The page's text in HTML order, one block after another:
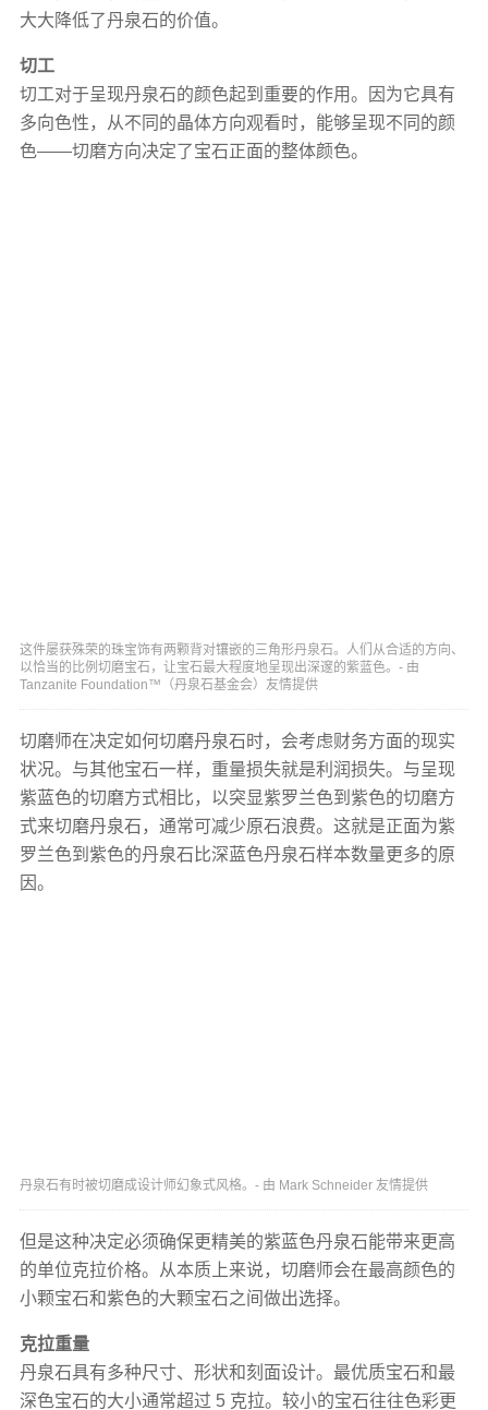
大大降低了丹泉石的价值。
切工
切工对于呈现丹泉石的颜色起到重要的作用。因为它具有
多向色性，从不同的晶体方向观看时，能够呈现不同的颜
色——切磨方向决定了宝石正面的整体颜色。
这件屡获殊荣的珠宝饰有两颗背对镶嵌的三角形丹泉石。人们从合适的方向、
以恰当的比例切磨宝石，让宝石最大程度地呈现出深邃的紫蓝色。- 由
Tanzanite Foundation™（丹泉石基金会）友情提供
切磨师在决定如何切磨丹泉石时，会考虑财务方面的现实
状况。与其他宝石一样，重量损失就是利润损失。与呈现
紫蓝色的切磨方式相比，以突显紫罗兰色到紫色的切磨方
式来切磨丹泉石，通常可减少原石浪费。这就是正面为紫
罗兰色到紫色的丹泉石比深蓝色丹泉石样本数量更多的原
因。
丹泉石有时被切磨成设计师幻象式风格。- 由 Mark Schneider 友情提供
但是这种决定必须确保更精美的紫蓝色丹泉石能带来更高
的单位克拉价格。从本质上来说，切磨师会在最高颜色的
小颗宝石和紫色的大颗宝石之间做出选择。
克拉重量
丹泉石具有多种尺寸、形状和刻面设计。最优质宝石和最
深色宝石的大小通常超过 5 克拉。较小的宝石往往色彩更